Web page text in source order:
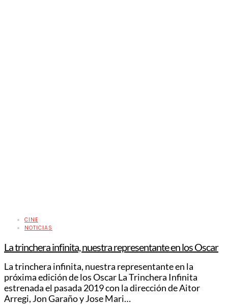
CINE
NOTICIAS
La trinchera infinita, nuestra representante en los Oscar
La trinchera infinita, nuestra representante en la
próxima edición de los Oscar La Trinchera Infinita
estrenada el pasada 2019 con la dirección de Aitor
Arregi, Jon Garaño y Jose Mari…